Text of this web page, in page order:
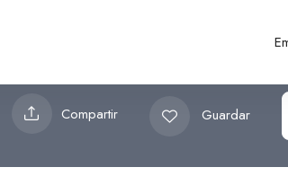
Compartir Guardar